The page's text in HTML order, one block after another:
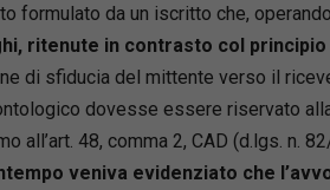
formulato da un iscritto che,
ritenute in contrasto col
di sfiducia del mittente verso il
dovesse essere riservato
all’art. 48, comma 2, CAD (d.lgs. n.
veniva evidenziato che